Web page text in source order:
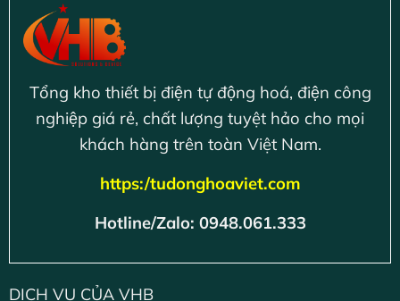
Tổng kho thiết bị điện tự động hoá, điện công
nghiệp giá rẻ, chất lượng tuyệt hảo cho mọi
khách hàng trên toàn Việt Nam.
https:/tudonghoaviet.com
Hotline/Zalo: 0948.061.333
DỊCH VỤ CỦA VHB